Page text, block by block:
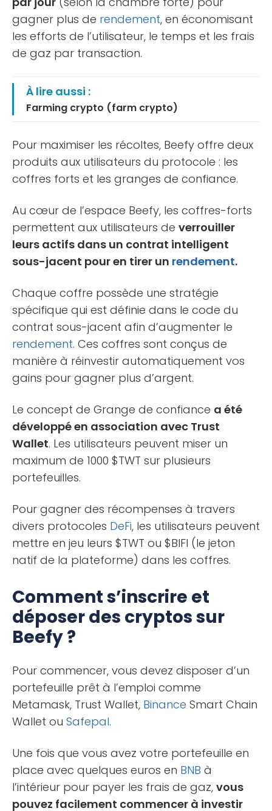
gagner plus de rendement, en économisant
les efforts de l’utilisateur, le temps et les frais
de gaz par transaction.
À lire aussi :
Farming crypto (farm crypto)
Pour maximiser les récoltes, Beefy offre deux
produits aux utilisateurs du protocole : les
coffres forts et les granges de confiance.
Au cœur de l’espace Beefy, les coffres-forts
permettent aux utilisateurs de verrouiller
leurs actifs dans un contrat intelligent
sous-jacent pour en tirer un rendement.
Chaque coffre possède une stratégie
spécifique qui est définie dans le code du
contrat sous-jacent afin d’augmenter le
rendement. Ces coffres sont conçus de
manière à réinvestir automatiquement vos
gains pour gagner plus d’argent.
Le concept de Grange de confiance a été
développé en association avec Trust
Wallet. Les utilisateurs peuvent miser un
maximum de 1000 $TWT sur plusieurs
portefeuilles.
Pour gagner des récompenses à travers
divers protocoles DeFi, les utilisateurs peuvent
mettre en jeu leurs $TWT ou $BIFI (le jeton
natif de la plateforme) dans les coffres.
Comment s’inscrire et
déposer des cryptos sur
Beefy ?
Pour commencer, vous devez disposer d’un
portefeuille prêt à l’emploi comme
Metamask, Trust Wallet, Binance Smart Chain
Wallet ou Safepal.
Une fois que vous avez votre portefeuille en
place avec quelques euros en BNB à
l’intérieur pour payer les frais de gaz, vous
pouvez facilement commencer à investir